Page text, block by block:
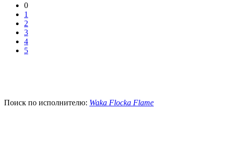
0
1
2
3
4
5
Поиск по исполнителю: Waka Flocka Flame